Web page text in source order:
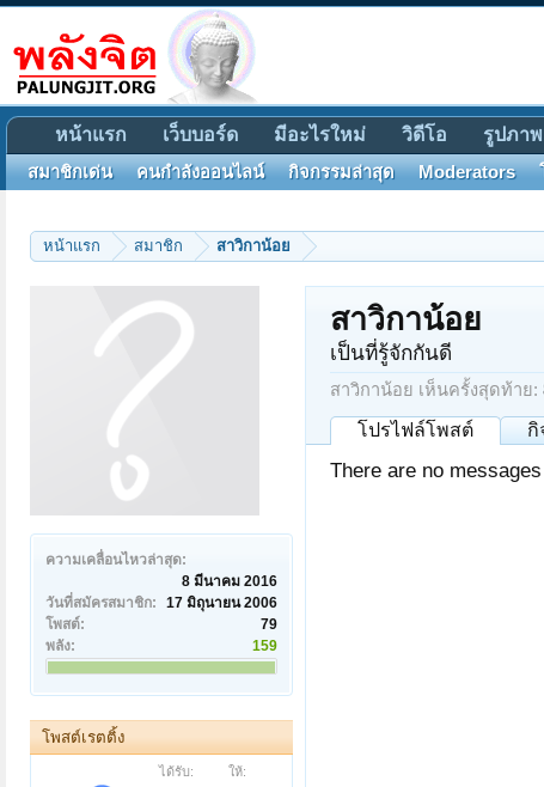
หน้าแรก สมาชิก สาวิกาน้อย
ความเคลื่อนไหวล่าสุด:
8 มีนาคม 2016
วันที่สมัครสมาชิก:
17 มิถุนายน 2006
โพสต์:
79
พลัง:
159
โพสต์เรตติ้ง
ได้รับ: ให้:
สาวิกาน้อย
เป็นที่รู้จักกันดี
สาวิกาน้อย เห็นครั้งสุดท้าย:
โปรไฟล์โพสต์ กิ
There are no
หน้าแรก เว็บบอร์ด มีอะไรใหม่ วิดีโอ รูปภาพ
สมาชิกเด่น คนกำลังออนไลน์ กิจกรรมล่าสุด Moderators